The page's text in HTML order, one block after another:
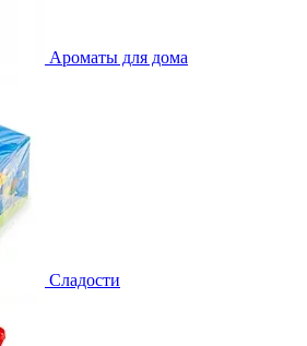
Ароматы для дома
Сладости